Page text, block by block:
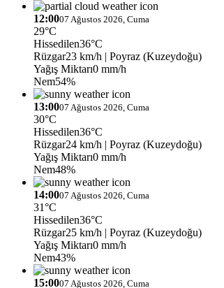
12:0007 Ağustos 2026, Cuma
29°C
Hissedilen36°C
Rüzgar23 km/h | Poyraz (Kuzeydoğu)
Yağış Miktarı0 mm/h
Nem54%
13:0007 Ağustos 2026, Cuma
30°C
Hissedilen36°C
Rüzgar24 km/h | Poyraz (Kuzeydoğu)
Yağış Miktarı0 mm/h
Nem48%
14:0007 Ağustos 2026, Cuma
31°C
Hissedilen36°C
Rüzgar25 km/h | Poyraz (Kuzeydoğu)
Yağış Miktarı0 mm/h
Nem43%
15:0007 Ağustos 2026, Cuma